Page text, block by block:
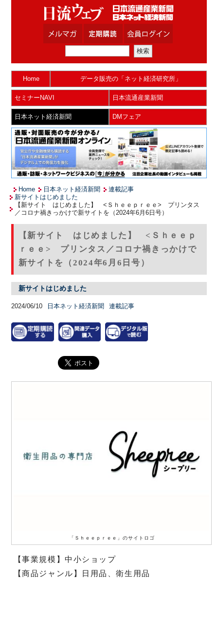
Home データ販売の「ネット経済研究所」
セミナーNAVI 日本流通産業新聞
日本ネット経済新聞 DMフェア
Home 日本ネット経済新聞
連載記事
新サイトはじめました
【新サイト はじめました】 <Ｓｈｅｅｐｒｅｅ> プリンタス
／コロナ禍きっかけで新サイトを（2024年6月6日号）
【新サイト はじめました】 <Ｓｈｅｅｐ
ｒｅｅ> プリンタス／コロナ禍きっかけで
新サイトを（2024年6月6日号）
新サイトはじめました
2024/06/10 日本ネット経済新聞 連載記事
「Ｓｈｅｅｐｒｅｅ」のサイトロゴ
【事業規模】中小ショップ
【商品ジャンル】日用品、衛生用品